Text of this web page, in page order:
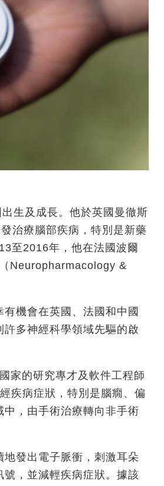
生及成長。他於英國曼徹斯
治療腦部疾病，特別是新藥
至2016年，他在法國波爾
Neuropharmacology &
機會在英國、法國和中國
多神經科學領域先驅的啟
家的研究專才及軟件工程師
疾病症狀，特別是腦癇、偏
，由手術治療轉向非手術
發出電子脈衝，刺激耳朵
，並減輕疾病症狀。據該